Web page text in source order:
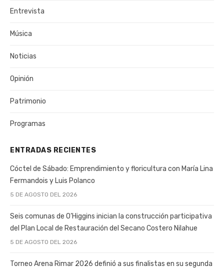
Entrevista
Música
Noticias
Opinión
Patrimonio
Programas
ENTRADAS RECIENTES
Cóctel de Sábado: Emprendimiento y floricultura con María Lina
Fermandois y Luis Polanco
5 DE AGOSTO DEL 2026
Seis comunas de O’Higgins inician la construcción participativa
del Plan Local de Restauración del Secano Costero Nilahue
5 DE AGOSTO DEL 2026
Torneo Arena Rimar 2026 definió a sus finalistas en su segunda